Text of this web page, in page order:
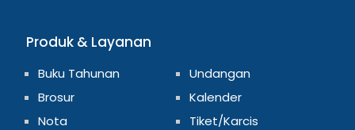
Produk & Layanan
Buku Tahunan
Brosur
Nota
Undangan
Kalender
Tiket/Karcis